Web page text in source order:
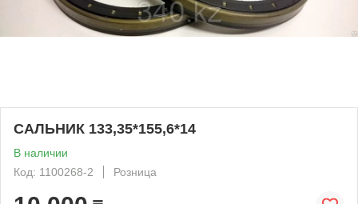
САЛЬНИК 133,35*155,6*14
В наличии
Код: 1100268-2
Розница